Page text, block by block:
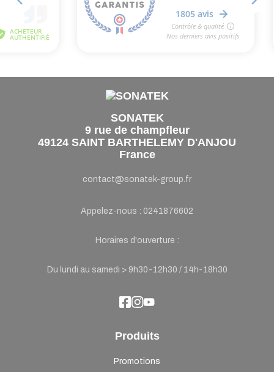
SONATEK
9 rue de champfleur
49124 SAINT BARTHELEMY D'ANJOU
France
contact@sonatek-group.fr
Appelez-nous : 0241876602
Horaires d'ouverture :
Du lundi au samedi > 9h30-12h30 / 14h-18h30
Produits
Promotions